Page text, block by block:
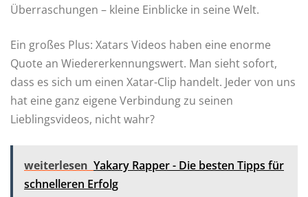
Überraschungen – kleine Einblicke in seine Welt.
Ein großes Plus: Xatars Videos haben eine enorme
Quote an Wiedererkennungswert. Man sieht sofort,
dass es sich um einen Xatar-Clip handelt. Jeder von uns
hat eine ganz eigene Verbindung zu seinen
Lieblingsvideos, nicht wahr?
weiterlesen Yakary Rapper - Die besten Tipps für
schnelleren Erfolg